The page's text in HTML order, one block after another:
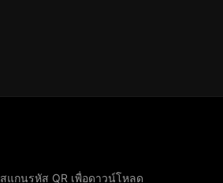
สแกนรหัส QR เพื่อดาวน์โหลด